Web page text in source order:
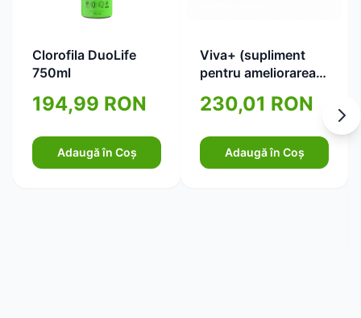
Clorofila DuoLife
750ml
194,99 RON
Adaugă în Coș
Viva+ (supliment
pentru ameliorarea
de capsule)
230,01 RON
Adaugă în Coș